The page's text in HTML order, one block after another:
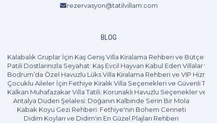
rezervasyon@tatilvillam.com
BLOG
Kalabalık Gruplar İçin Kaş Geniş Villa Kiralama Rehberi ve Bütçe
Patili Dostlarınızla Seyahat: Kaş Evcil Hayvan Kabul Eden Villalar ve
Bodrum’da Özel Havuzlu Lüks Villa Kiralama Rehberi ve VIP
Çocuklu Aileler İçin Fethiye Kiralık Villa Seçenekleri ve Güvenli
Kalkan Muhafazakar Villa Tatili: Korunaklı Havuzlu Seçenekler ve
Antalya Düden Şelalesi: Doğanın Kalbinde Serin Bir Mola
Kabak Koyu Gezi Rehberi: Fethiye'nin Bohem Cenneti
Didim Koyları ve Didim'in En Güzel Plajları Rehberi